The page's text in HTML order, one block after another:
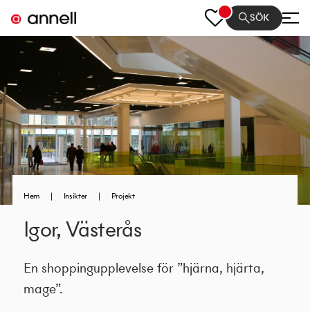
SÖK
Hem | Insikter | Projekt
Igor, Västerås
En shoppingupplevelse för ”hjärna, hjärta,
mage”.